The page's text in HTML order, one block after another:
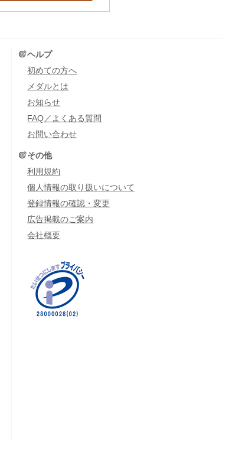
ヘルプ
初めての方へ
メダルとは
お知らせ
FAQ／よくある質問
お問い合わせ
その他
利用規約
個人情報の取り扱いについて
登録情報の確認・変更
広告掲載のご案内
会社概要